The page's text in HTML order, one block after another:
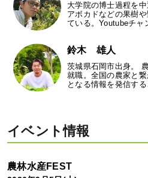
大学院の博士過程を
アボカドなどの果樹
ている。Youtubeチ
鈴木 雄人
茨城県石岡市出身。
就職。全国の農家と
となる情報を発信す
イベント情報
農林水産FEST